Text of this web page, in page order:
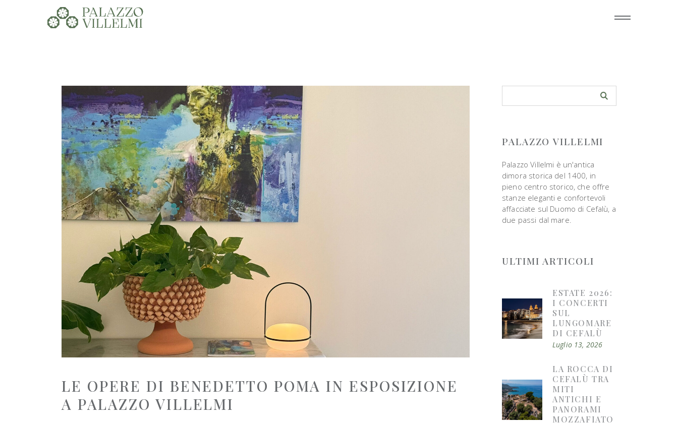
LE OPERE DI BENEDETTO POMA IN ESPOSIZIONE
A PALAZZO VILLELMI
PALAZZO VILLELMI
Palazzo Villelmi è un'antica
dimora storica del 1400, in
pieno centro storico, che offre
stanze eleganti e confortevoli
affacciate sul Duomo di Cefalù, a
due passi dal mare.
ULTIMI ARTICOLI
ESTATE 2026:
I CONCERTI
SUL
LUNGOMARE
DI CEFALÙ
Luglio 13, 2026
LA ROCCA DI
CEFALÙ TRA
MITI
ANTICHI E
PANORAMI
MOZZAFIATO